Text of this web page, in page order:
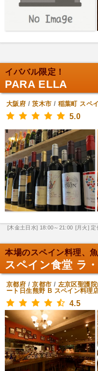
イババル限定！
PARA ELLA
大阪府 /茨木市 / 稲葉町 スペ
5.0
[木金土日水] 18:00～21:00 [月火] 定
本場のスペイン料理、
スペイン食堂 ラ
京都府 /京都市 / 左京区聖護
ート日生熊野 B スペイン料理
4.5